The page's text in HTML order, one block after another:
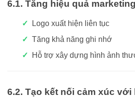
6.1. Tăng hiệu quả
Logo xuất hiện liên tục
Tăng khả năng ghi nhớ
Hỗ trợ xây dựng hình ảnh
6.2. Tạo kết nối cảm xúc với